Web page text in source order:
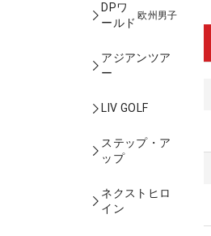
DPワ
ールド
欧州男子
アジアンツア
ー
LIV GOLF
ステップ・ア
ップ
ネクストヒロ
イン